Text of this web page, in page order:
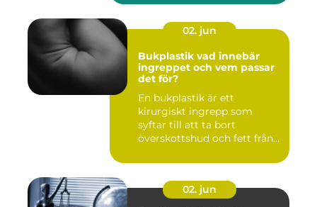
02. jun
Bukplastik vad innebär
ingreppet och vem passar
det för?
En bukplastik är ett
kirurgiskt ingrepp som
syftar till att ta bort
överskottshud och fett från
02. jun